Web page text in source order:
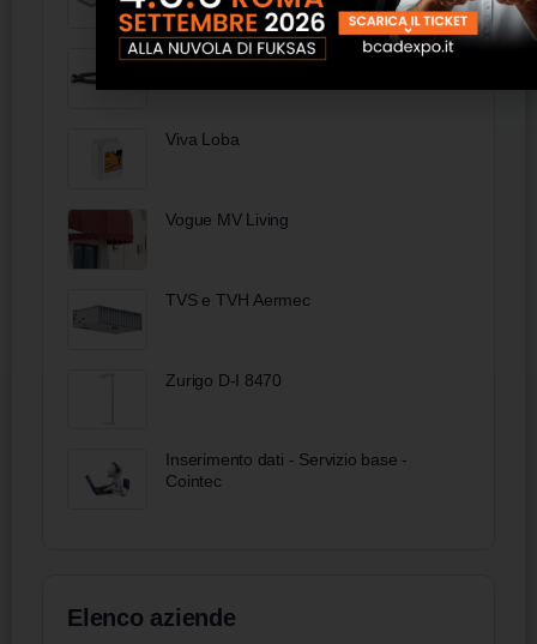
99 00 300 - KNIPEX Tenaglia (pinza
Viva Loba
Vogue MV Living
TVS e TVH Aermec
Zurigo D-I 8470
Inserimento dati - Servizio base -
Cointec
Elenco aziende